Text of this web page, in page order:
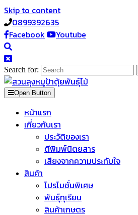
Skip to content
0899392635
Facebook
Youtube
Search for:
Open Button
หน้าแรก
เกี่ยวกับเรา
ประวัติของเรา
ตีพิมพ์นิตยสาร
เสียงจากความประทับใจ
สินค้า
โปรโมชั่นพิเศษ
พันธุ์ทุเรียน
สินค้าเกษตร